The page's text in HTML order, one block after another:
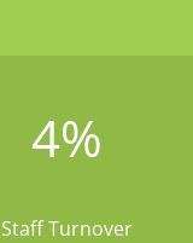
4%
Staff Turnover